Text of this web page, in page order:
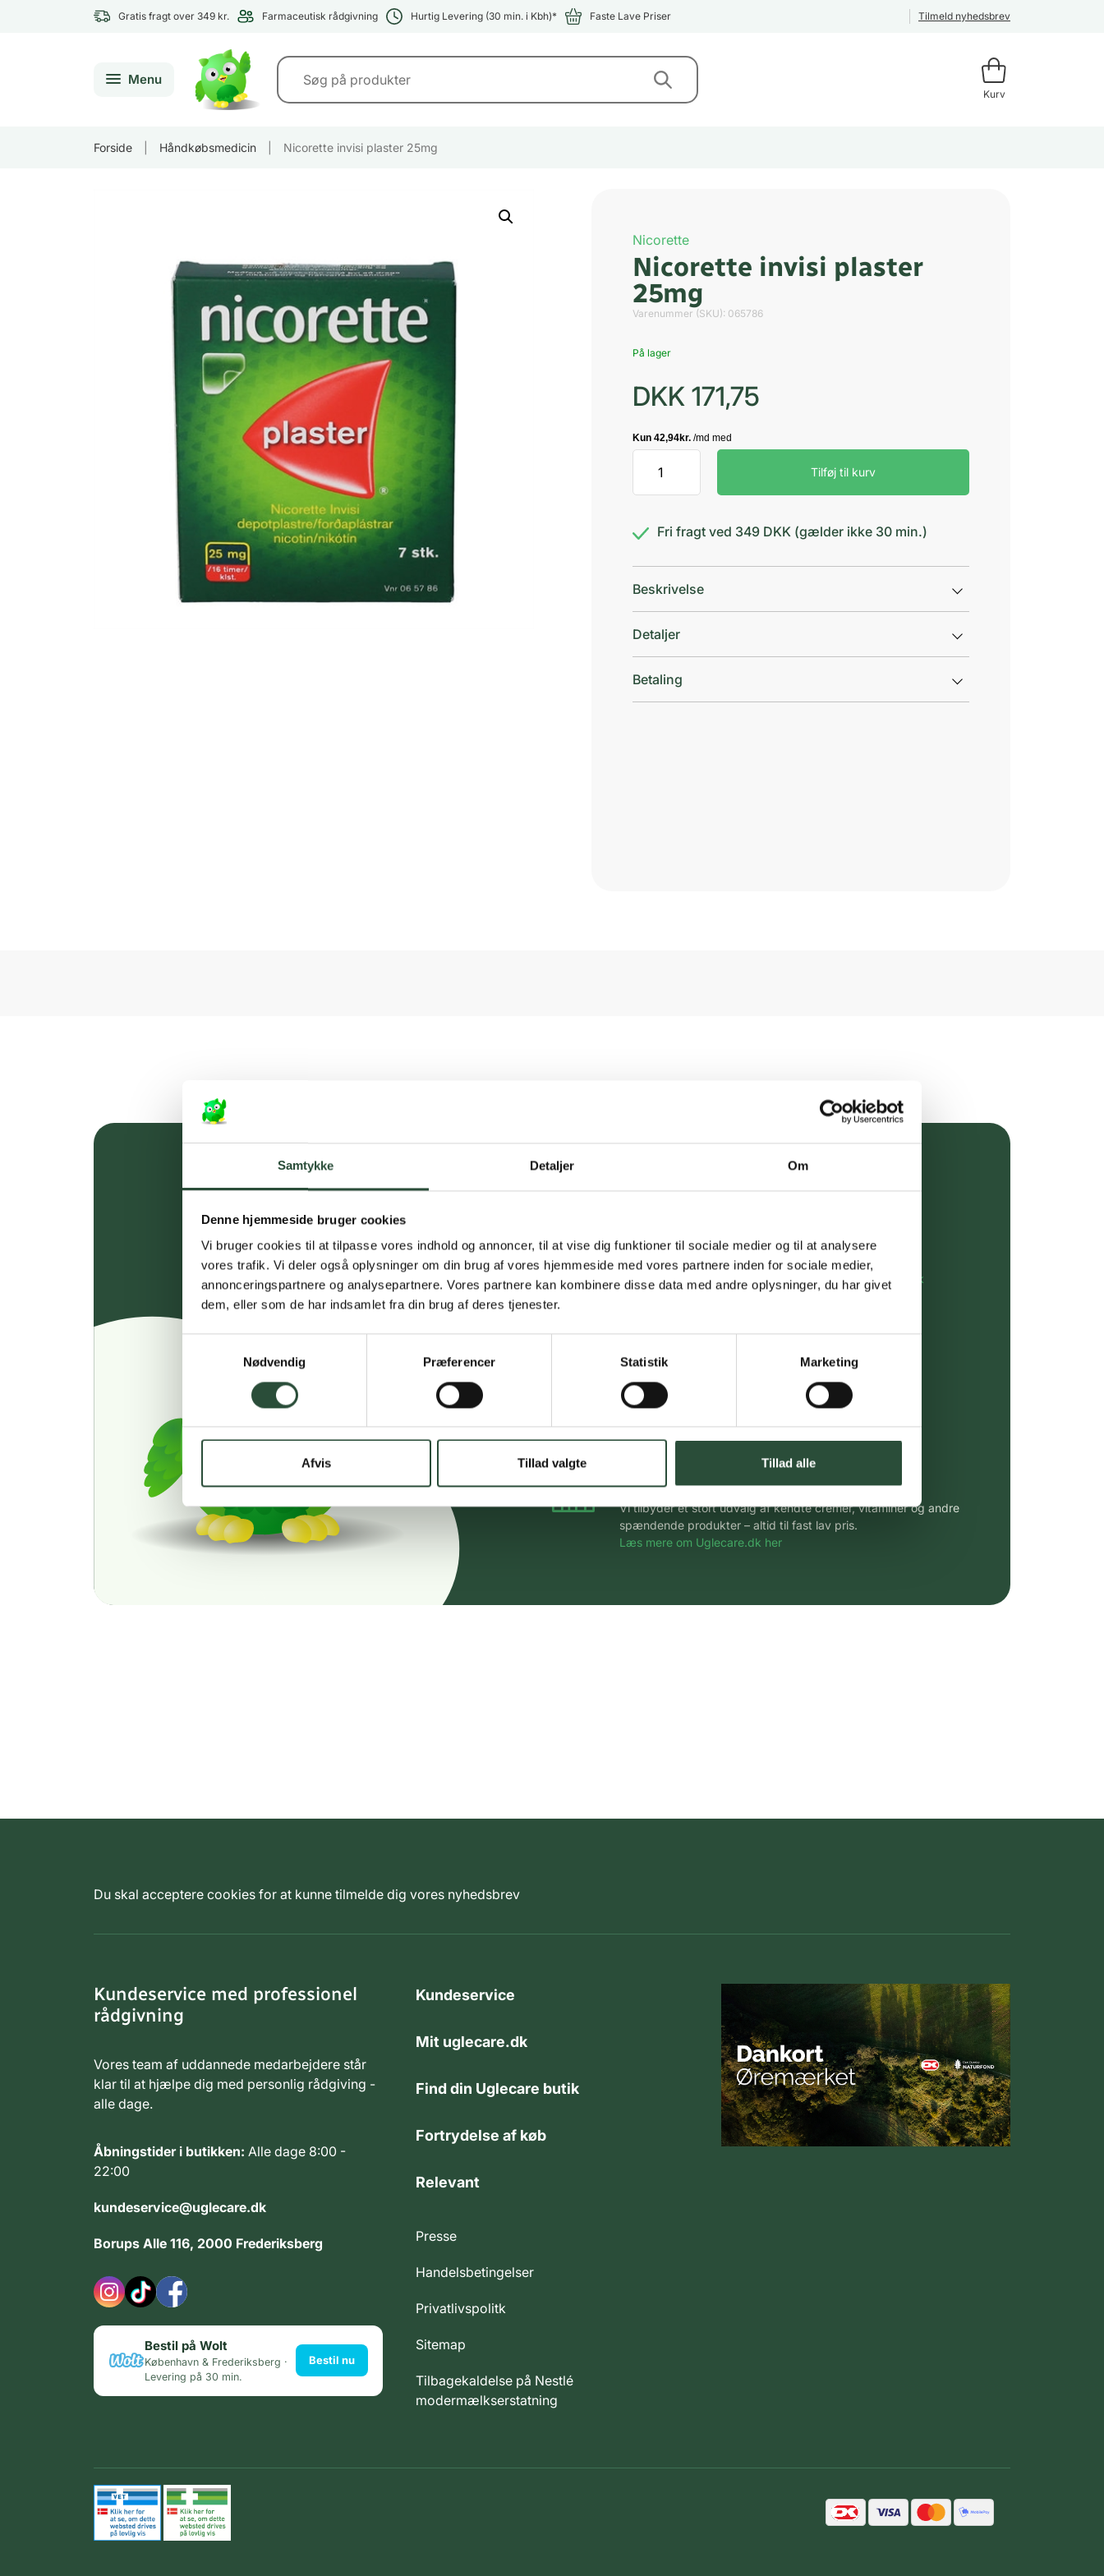
Samtykke Detaljer Om
Denne hjemmeside bruger cookies
Vi bruger cookies til at tilpasse vores indhold og annoncer, til at vise dig funktioner til sociale medier og til at analysere
vores trafik. Vi deler også oplysninger om din brug af vores hjemmeside med vores partnere inden for sociale medier,
annonceringspartnere og analysepartnere. Vores partnere kan kombinere disse data med andre oplysninger, du har givet
dem, eller som de har indsamlet fra din brug af deres tjenester.
Nødvendig
Præferencer Statistik Marketing
Afvis Tillad valgte Tillad alle
Gratis fragt over 349 kr. Farmaceutisk rådgivning Hurtig Levering (30 min. i Kbh)* Faste Lave Priser Tilmeld nyhedsbrev
Menu
Kurv
Forside Håndkøbsmedicin Nicorette invisi plaster 25mg
Nicorette
Nicorette invisi plaster
25mg
Varenummer (SKU): 065786
På lager
DKK 171,75
invisi
plaster
antal
Tilføj til kurv
Fri fragt ved 349 DKK (gælder ikke 30 min.)
Beskrivelse
Detaljer
Betaling
Gratis fragt over 349 kr.
Personlig rådgivning
Få hjælp til din webordre på: kundeservice@uglecare.dk
Hurtig levering (30 min. i Kbh)
Hurtigt leveringen via GLS, og DAO
Faste lave priser*
*Gælder ikke ernæringsprodukter.
Stort udvalg af kendte produkter
Vi tilbyder et stort udvalg af kendte cremer, vitaminer og andre
spændende produkter – altid til fast lav pris.
Læs mere om Uglecare.dk her
Du skal acceptere cookies for at kunne tilmelde dig vores nyhedsbrev
Kundeservice med professionel
rådgivning
Vores team af uddannede medarbejdere står
klar til at hjælpe dig med personlig rådgiving -
alle dage.
Åbningstider i butikken: Alle dage 8:00 -
22:00
kundeservice@uglecare.dk
Borups Alle 116, 2000 Frederiksberg
Bestil på Wolt
København & Frederiksberg ·
Levering på 30 min.
Bestil nu
Kundeservice
Mit uglecare.dk
Find din Uglecare butik
Fortrydelse af køb
Relevant
Presse
Handelsbetingelser
Privatlivspolitk
Sitemap
Tilbagekaldelse på Nestlé
modermælkserstatning